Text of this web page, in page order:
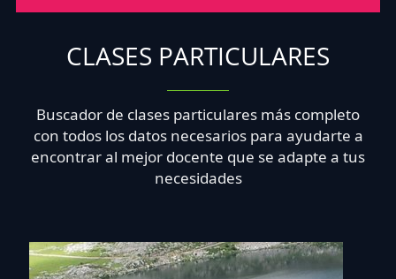
CLASES PARTICULARES
Buscador de clases particulares más completo
con todos los datos necesarios para ayudarte a
encontrar al mejor docente que se adapte a tus
necesidades